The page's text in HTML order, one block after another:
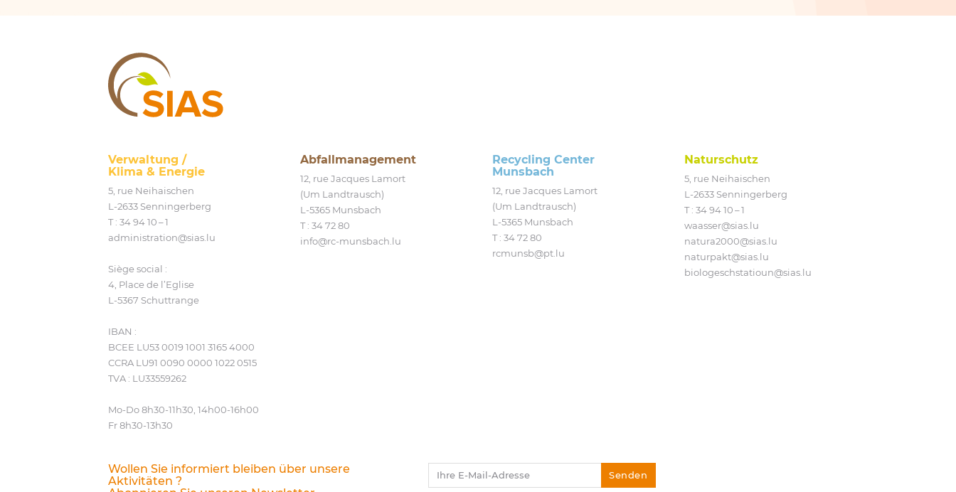
Verwaltung /
Klima & Energie
5, rue Neihaischen
L‑2633 Senningerberg
T : 34 94 10 – 1
administration@​sias.​lu
Siège social :
4, Place de l’Eglise
L‑5367 Schuttrange
IBAN :
BCEE LU53 0019 1001 3165 4000
CCRA LU91 0090 0000 1022 0515
TVA : LU33559262
Mo-Do 8h30-11h30, 14h00-16h00
Fr 8h30-13h30
Abfallmanagement
12, rue Jacques Lamort
(Um Landtrausch)
L‑5365 Munsbach
T : 34 72 80
info@​rc-​munsbach.​lu
Recycling Center
Munsbach
12, rue Jacques Lamort
(Um Landtrausch)
L‑5365 Munsbach
T : 34 72 80
rcmunsb@​pt.​lu
Naturschutz
5, rue Neihaischen
L‑2633 Senningerberg
T : 34 94 10 – 1
waasser@​sias.​lu
natura2000@​sias.​lu
naturpakt@​sias.​lu
biologeschstatioun@​sias.​lu
Wollen Sie informiert bleiben über unsere
Aktivitäten ?
Ihre E-Mail-Adresse Senden